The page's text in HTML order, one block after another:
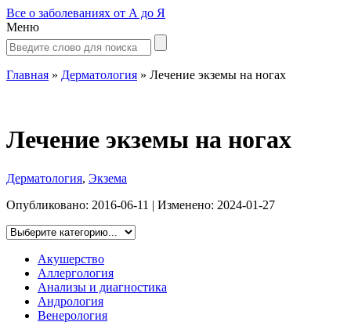
Все о заболеваниях от А до Я
Меню
Главная » Дерматология » Лечение экземы на ногах
Лечение экземы на ногах
Дерматология, Экзема
Опубликовано: 2016-06-11 | Изменено: 2024-01-27
Акушерство
Аллергология
Анализы и диагностика
Андрология
Венерология